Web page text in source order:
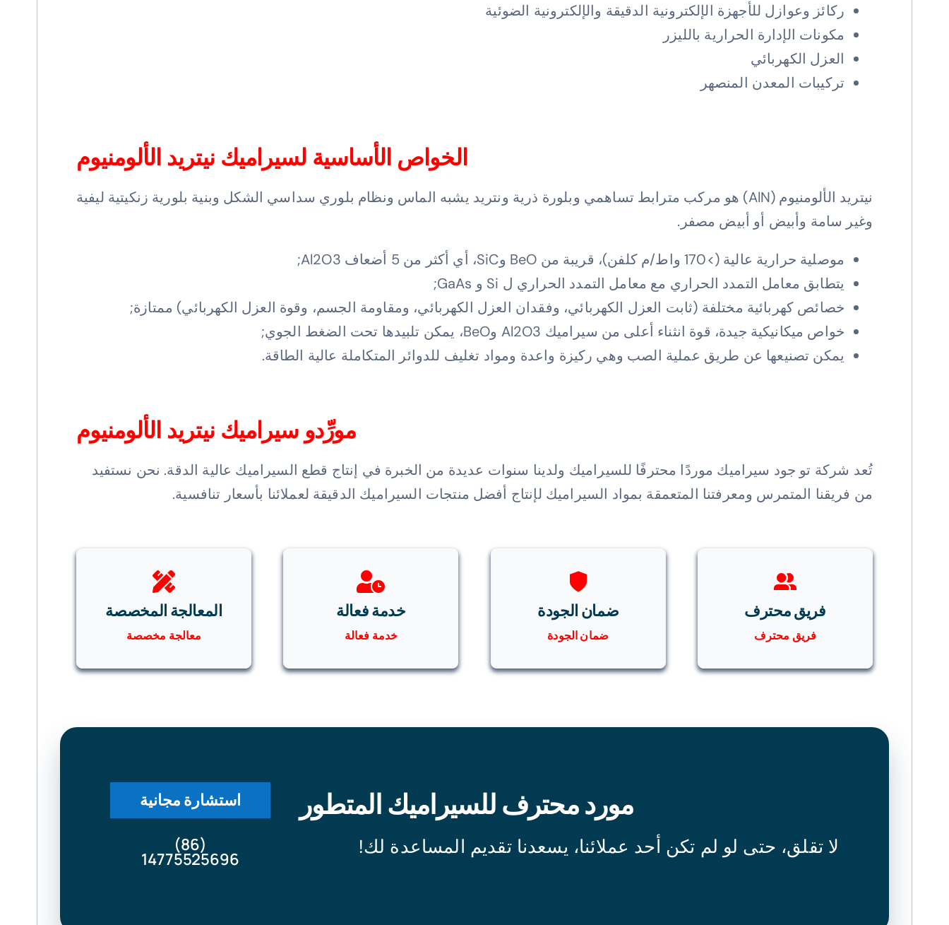
ركائز وعوازل للأجهزة الإلكترونية الدقيقة والإلكترونية الضوئية
مكونات الإدارة الحرارية بالليزر
العزل الكهربائي
تركيبات المعدن المنصهر
الخواص الأساسية لسيراميك نيتريد الألومنيوم
نيتريد الألومنيوم (AlN) هو مركب مترابط تساهمي وبلورة ذرية ونتريد يشبه الماس ونظام بلوري سداسي الشكل وبنية بلورية زنكيتية ليفية
وغير سامة وأبيض أو أبيض مصفر.
موصلية حرارية عالية (>170 واط/م كلفن)، قريبة من BeO وSiC، أي أكثر من 5 أضعاف Al2O3;
يتطابق معامل التمدد الحراري مع معامل التمدد الحراري ل Si و GaAs;
خصائص كهربائية مختلفة (ثابت العزل الكهربائي، وفقدان العزل الكهربائي، ومقاومة الجسم، وقوة العزل الكهربائي) ممتازة;
خواص ميكانيكية جيدة، قوة انثناء أعلى من سيراميك Al2O3 وBeO، يمكن تلبيدها تحت الضغط الجوي;
يمكن تصنيعها عن طريق عملية الصب وهي ركيزة واعدة ومواد تغليف للدوائر المتكاملة عالية الطاقة.
مورِّدو سيراميك نيتريد الألومنيوم
تُعد شركة تو جود سيراميك موردًا محترفًا للسيراميك ولدينا سنوات عديدة من الخبرة في إنتاج قطع السيراميك عالية الدقة. نحن نستفيد
من فريقنا المتمرس ومعرفتنا المتعمقة بمواد السيراميك لإنتاج أفضل منتجات السيراميك الدقيقة لعملائنا بأسعار تنافسية.
فريق محترف
فريق محترف
ضمان الجودة
ضمان الجودة
خدمة فعالة
خدمة فعالة
المعالجة المخصصة
معالجة مخصصة
مورد محترف للسيراميك المتطور
لا تقلق، حتى لو لم تكن أحد عملائنا، يسعدنا تقديم المساعدة لك!
استشارة مجانية
(86)
14775525696